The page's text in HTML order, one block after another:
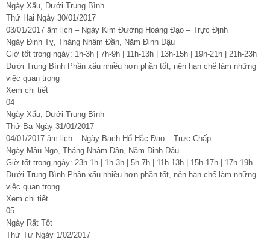
Ngày Xấu, Dưới Trung Bình
Thứ Hai Ngày 30/01/2017
03/01/2017 âm lịch – Ngày Kim Đường Hoàng Đạo – Trực Định
Ngày Đinh Tỵ, Tháng Nhâm Đần, Năm Đinh Dậu
Giờ tốt trong ngày: 1h-3h | 7h-9h | 11h-13h | 13h-15h | 19h-21h | 21h-23h
Dưới Trung Bình Phần xấu nhiều hơn phần tốt, nên hạn chế làm những
việc quan trọng
Xem chi tiết
04
Ngày Xấu, Dưới Trung Bình
Thứ Ba Ngày 31/01/2017
04/01/2017 âm lịch – Ngày Bạch Hổ Hắc Đạo – Trực Chấp
Ngày Mậu Ngọ, Tháng Nhâm Đần, Năm Đinh Dậu
Giờ tốt trong ngày: 23h-1h | 1h-3h | 5h-7h | 11h-13h | 15h-17h | 17h-19h
Dưới Trung Bình Phần xấu nhiều hơn phần tốt, nên hạn chế làm những
việc quan trọng
Xem chi tiết
05
Ngày Rất Tốt
Thứ Tư Ngày 1/02/2017